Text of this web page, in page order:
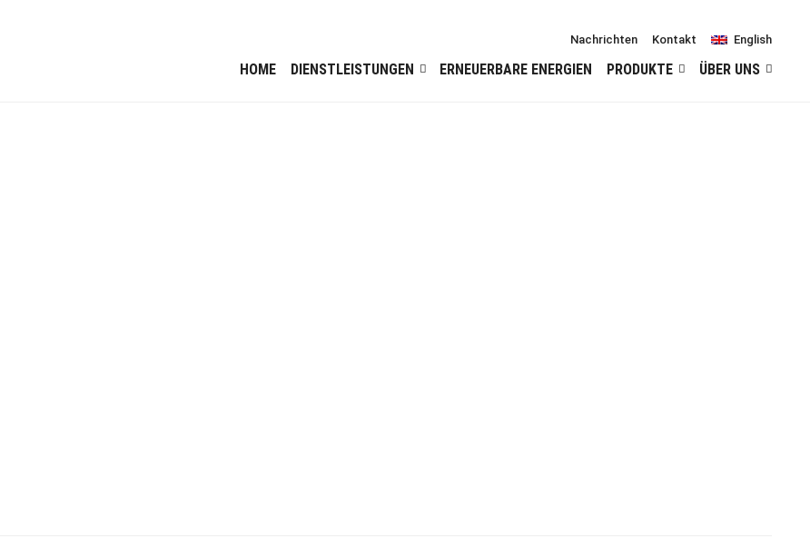
Nachrichten Kontakt English
HOME DIENSTLEISTUNGEN ERNEUERBARE ENERGIEN PRODUKTE ÜBER UNS